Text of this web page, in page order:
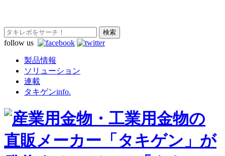
follow us
製品情報
ソリューション
連載
タキゲンinfo.